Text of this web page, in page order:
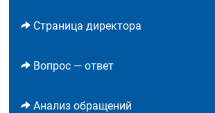
Страница директора
Вопрос — ответ
Анализ обращений